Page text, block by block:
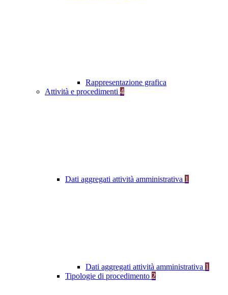
Rappresentazione grafica
Attività e procedimenti 4
Dati aggregati attività amministrativa 1
Dati aggregati attività amministrativa 1
Tipologie di procedimento 2